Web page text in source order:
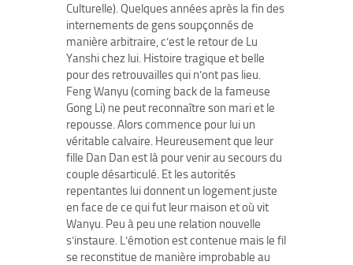
Culturelle). Quelques années après la fin des
internements de gens soupçonnés de
manière arbitraire, c’est le retour de Lu
Yanshi chez lui. Histoire tragique et belle
pour des retrouvailles qui n’ont pas lieu.
Feng Wanyu (coming back de la fameuse
Gong Li) ne peut reconnaître son mari et le
repousse. Alors commence pour lui un
véritable calvaire. Heureusement que leur
fille Dan Dan est là pour venir au secours du
couple désarticulé. Et les autorités
repentantes lui donnent un logement juste
en face de ce qui fut leur maison et où vit
Wanyu. Peu à peu une relation nouvelle
s’instaure. L’émotion est contenue mais le fil
se reconstitue de manière improbable au